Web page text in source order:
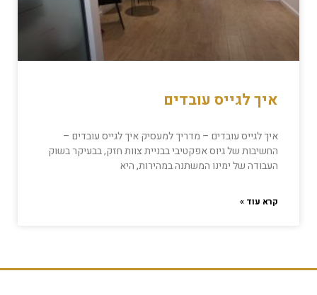
איך לגייס עובדים
איך לגייס עובדים – מדריך למעסיק איך לגייס עובדים –
החשיבות של גיוס אפקטיבי בבניית צוות חזק, בבעיקר בשוק
העבודה של ימינו המשתנה במהירות, היא
קרא עוד »